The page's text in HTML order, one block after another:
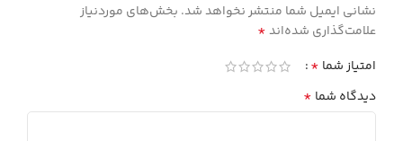
نشانی ایمیل شما منتشر نخواهد شد. بخش‌های موردنیاز
علامت‌گذاری شده‌اند*
امتیاز شما *
دیدگاه شما *